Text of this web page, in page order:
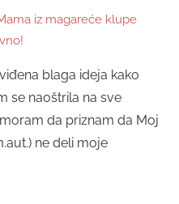
iz magareće klupe
blaga ideja kako
se naoštrila na sve
da priznam da Moj
ne deli moje